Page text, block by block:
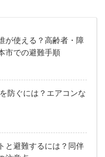
が使える？高齢者・障
市での避難手順
防ぐには？エアコンな
と避難するには？同伴